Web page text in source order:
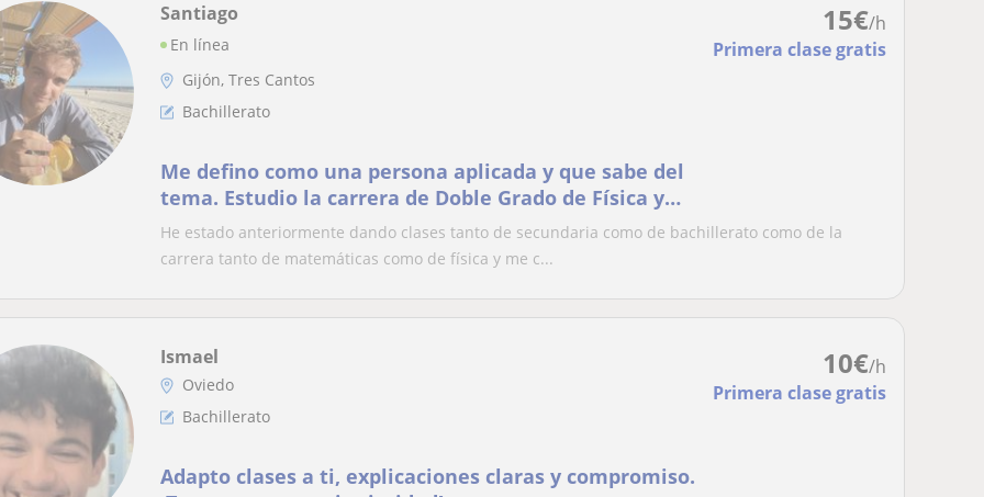
15€/h
Primera clase gratis
Santiago
En línea
Gijón, Tres Cantos
Bachillerato
Me defino como una persona aplicada y que sabe del
tema. Estudio la carrera de Doble Grado de Física y
Matemáticas
He estado anteriormente dando clases tanto de secundaria como de bachillerato como de la
carrera tanto de matemáticas como de física y me c...
10€/h
Primera clase gratis
Ismael
Oviedo
Bachillerato
Adapto clases a ti, explicaciones claras y compromiso.